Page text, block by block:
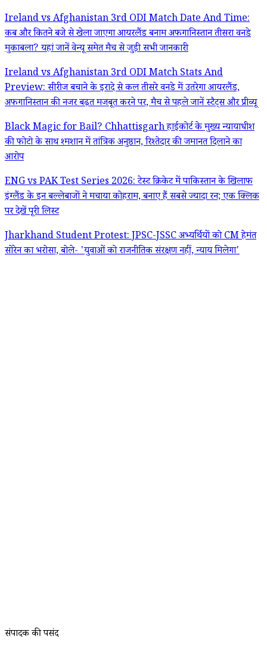
Ireland vs Afghanistan 3rd ODI Match Date And Time:
कब और कितने बजे से खेला जाएगा आयरलैंड बनाम अफगानिस्तान तीसरा वनडे
मुकाबला? यहां जानें वेन्यू समेत मैच से जुड़ी सभी जानकारी
Ireland vs Afghanistan 3rd ODI Match Stats And
Preview: सीरीज बचाने के इरादे से कल तीसरे वनडे में उतरेगा आयरलैंड,
अफगानिस्तान की नजर बढ़त मजबूत करने पर, मैच से पहले जानें स्टैट्स और प्रीव्यू
Black Magic for Bail? Chhattisgarh हाईकोर्ट के मुख्य न्यायाधीश
की फोटो के साथ श्मशान में तांत्रिक अनुष्ठान, रिश्तेदार की जमानत दिलाने का
आरोप
ENG vs PAK Test Series 2026: टेस्ट क्रिकेट में पाकिस्तान के खिलाफ
इंग्लैंड के इन बल्लेबाजों ने मचाया कोहराम, बनाए हैं सबसे ज्यादा रन; एक क्लिक
पर देखें पूरी लिस्ट
Jharkhand Student Protest: JPSC-JSSC अभ्यर्थियों को CM हेमंत
सोरेन का भरोसा, बोले- 'युवाओं को राजनीतिक संरक्षण नहीं, न्याय मिलेगा'
संपादक की पसंद